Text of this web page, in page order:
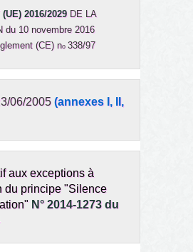
2016/2029 DE LA
du 10 novembre 2016
(CE) no 338/97
06/2005 (annexes I, II,
aux exceptions à
du principe "Silence
N° 2014-1273 du